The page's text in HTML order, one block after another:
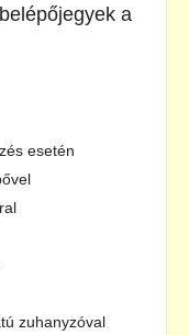
a
esetén
zuhanyzóval